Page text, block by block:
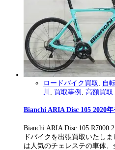
ロードバイク買取 自
川
買取事例 高額買取
Bianchi ARIA Disc 105 2020
Bianchi ARIA Disc 105 R7000
ドバイクを出張買取いたし
は人気のチェレステの車体